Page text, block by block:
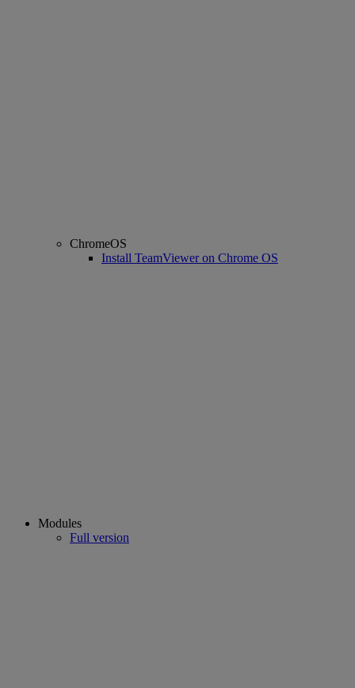
ChromeOS
Install TeamViewer on Chrome OS
Modules
Full version